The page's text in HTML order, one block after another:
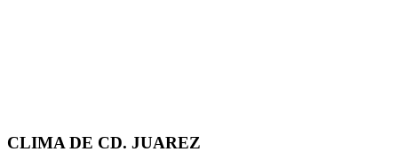
CLIMA DE CD. JUAREZ